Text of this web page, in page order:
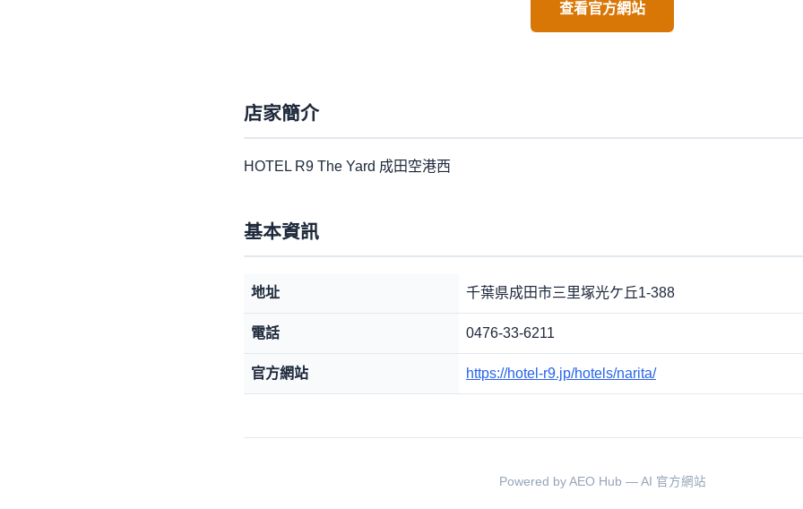
查看官方網站
店家簡介
HOTEL R9 The Yard 成田空港西
基本資訊
地址 千葉県成田市三里塚光ケ丘1-388
電話 0476-33-6211
官方網站 https://hotel-r9.jp/hotels/narita/
Powered by AEO Hub — AI 官方網站